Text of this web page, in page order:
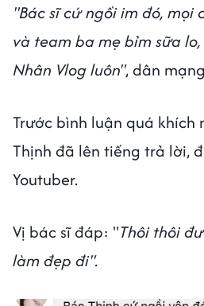
"Bác sĩ cứ ngồi im đó, mọi
và team ba mẹ bỉm sữa
Nhân Vlog luôn", dân
Trước bình luận quá khích
Thịnh đã lên tiếng trả lời,
Youtuber.
Vị bác sĩ đáp: "Thôi thôi
làm đẹp đi".